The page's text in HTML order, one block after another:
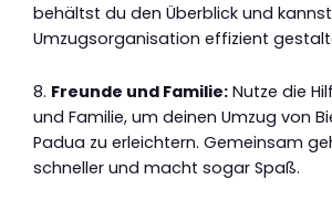
behältst du den Überblick und
Umzugsorganisation effizient
8. Freunde und Familie: Nutze die
und Familie, um deinen Umzug von
Padua zu erleichtern. Gemeinsam
schneller und macht sogar Spaß.